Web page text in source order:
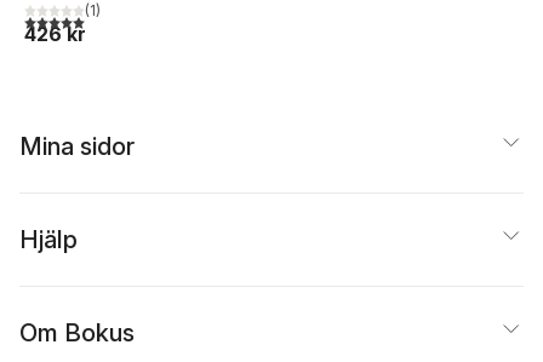
5,0utav 5 stjärnor. Totalt antal röster:
(1)
426 kr
Mina sidor
Hjälp
Om Bokus